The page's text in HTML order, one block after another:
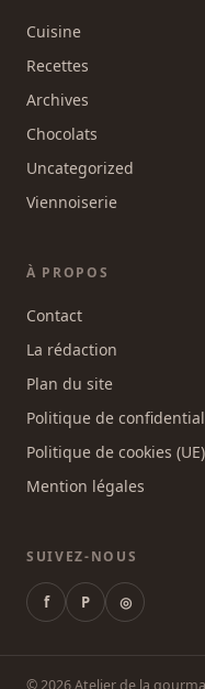
Cuisine
Recettes
Archives
Chocolats
Uncategorized
Viennoiserie
À PROPOS
Contact
La rédaction
Plan du site
Politique de
Politique de cookies (UE)
Mention légales
SUIVEZ-NOUS
f P ◎